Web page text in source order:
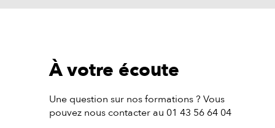
À votre écoute
Une question sur nos formations ? Vous
pouvez nous contacter au 01 43 56 64 04